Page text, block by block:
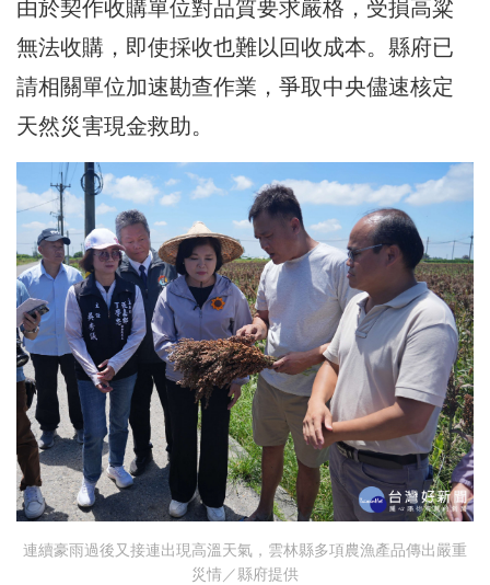
由於契作收購單位對品質要求嚴格，受損高粱
無法收購，即使採收也難以回收成本。縣府已
請相關單位加速勘查作業，爭取中央儘速核定
天然災害現金救助。
連續豪雨過後又接連出現高溫天氣，雲林縣多項農漁產品傳出嚴重
災情／縣府提供